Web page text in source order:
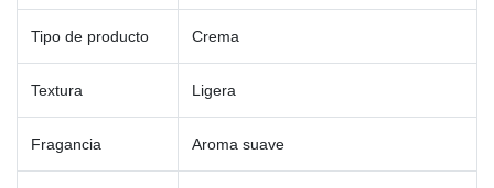
Tipo de producto Crema
Textura Ligera
Fragancia Aroma suave